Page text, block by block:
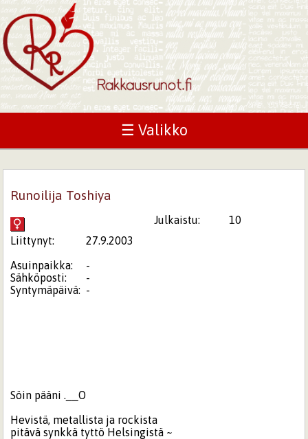
☰ Valikko
Runoilija Toshiya
Julkaistu:
10
Liittynyt:
27.9.2003
Asuinpaikka:
-
Sähköposti:
-
Syntymäpäivä: -
Söin pääni .__O
Hevistä, metallista ja rockista
pitävä synkkä tyttö Helsingistä ~